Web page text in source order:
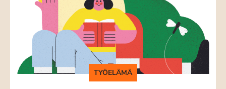
TYÖELÄMÄ